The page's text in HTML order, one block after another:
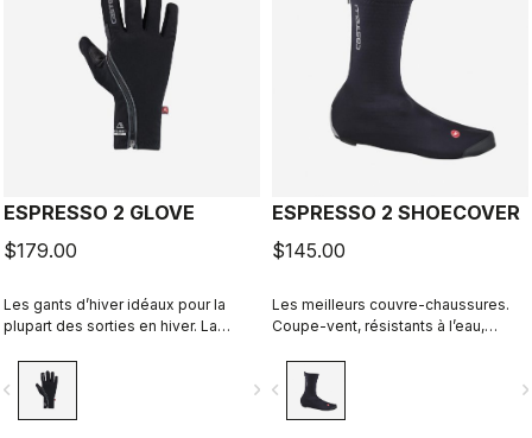
ESPRESSO 2 GLOVE
$179.00
Les gants d’hiver idéaux pour la
plupart des sorties en hiver. La
d’une couche isolante en
PrimaLoft® garde vos mains au
chaud et les protège des éléments.
navigate_next
ESPRESSO 2 SHOECOVER
$145.00
Les meilleurs couvre-chaussures.
Coupe-vent, résistants à l’eau,
faciles à enfiler et à retirer. Route et
gravel.
navigate_before